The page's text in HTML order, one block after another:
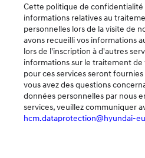
Cette politique de confidentialité
informations relatives au
personnelles lors de la visite de
avons recueilli vos informations
lors de l'inscription à d'autres
informations sur le traitement
pour ces services seront
vous avez des questions
données personnelles par nous
services, veuillez communiquer
hcm.dataprotection@hyundai-